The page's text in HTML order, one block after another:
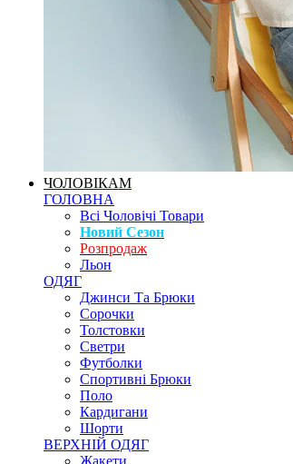
ЧОЛОВІКАМ
ГОЛОВНА
Всі Чоловічі Товари
Новий Сезон
Розпродаж
Льон
ОДЯГ
Джинси Та Брюки
Сорочки
Толстовки
Светри
Футболки
Спортивні Брюки
Поло
Кардигани
Шорти
ВЕРХНІЙ ОДЯГ
Жакети